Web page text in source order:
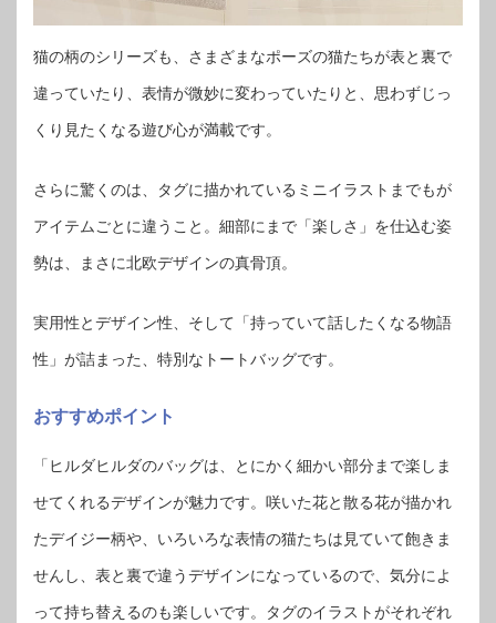
猫の柄のシリーズも、さまざまなポーズの猫たちが表と裏で
違っていたり、表情が微妙に変わっていたりと、思わずじっ
くり見たくなる遊び心が満載です。
さらに驚くのは、タグに描かれているミニイラストまでもが
アイテムごとに違うこと。細部にまで「楽しさ」を仕込む姿
勢は、まさに北欧デザインの真骨頂。
実用性とデザイン性、そして「持っていて話したくなる物語
性」が詰まった、特別なトートバッグです。
おすすめポイント
「ヒルダヒルダのバッグは、とにかく細かい部分まで楽しま
せてくれるデザインが魅力です。咲いた花と散る花が描かれ
たデイジー柄や、いろいろな表情の猫たちは見ていて飽きま
せんし、表と裏で違うデザインになっているので、気分によ
って持ち替えるのも楽しいです。タグのイラストがそれぞれ